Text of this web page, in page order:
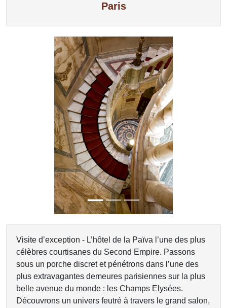
Paris
Visite d’exception - L’hôtel de la Païva l’une des plus
célèbres courtisanes du Second Empire. Passons
sous un porche discret et pénétrons dans l’une des
plus extravagantes demeures parisiennes sur la plus
belle avenue du monde : les Champs Elysées.
Découvrons un univers feutré à travers le grand salon,